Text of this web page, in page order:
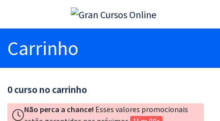
Carrinho
0 curso no carrinho
Não perca a chance! Esses valores promocionais